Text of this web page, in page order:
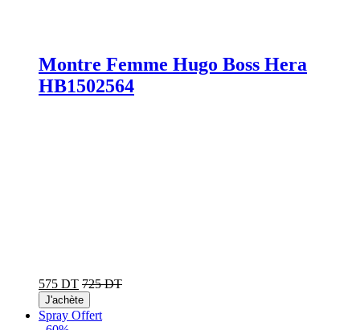
Montre Femme Hugo Boss Hera
HB1502564
575 DT 725 DT
J'achète
Spray Offert